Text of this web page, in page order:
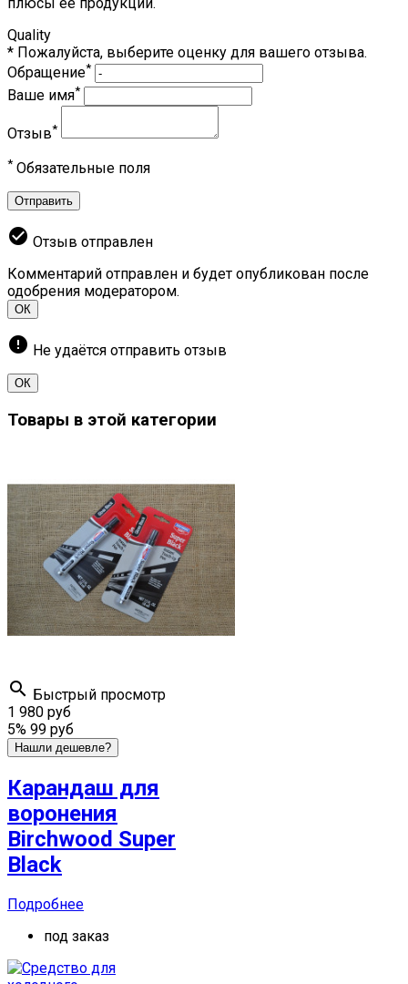
Quality
* Пожалуйста, выберите оценку для вашего отзыва.
Обращение*
Ваше имя*
Отзыв*
* Обязательные поля
Отправить
check_circle Отзыв отправлен
Комментарий отправлен и будет опубликован после
одобрения модератором.
ОК
error Не удаётся отправить отзыв
ОК
Товары в этой категории
 Быстрый просмотр
1 980 руб
5% 99 руб
Нашли дешевле?
Карандаш для
воронения
Birchwood Super
Black
Подробнее
под заказ